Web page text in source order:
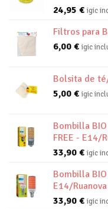
24,95 € igic
Filtros para
6,00 € igic
Bolsita de
5,00 € igic
Bombilla
FREE - E14/
33,90 € igic
Bombilla BIO
E14/Ruanova
33,90 € igic